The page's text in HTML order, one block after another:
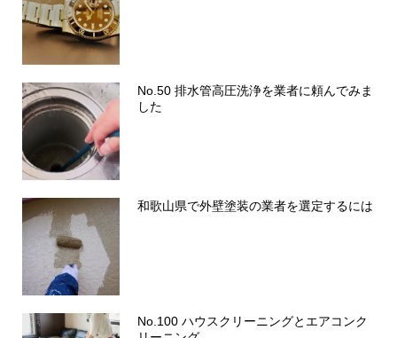
No.50 排水管高圧洗浄を業者に頼んでみま
した
和歌山県で外壁塗装の業者を選定するには
No.100 ハウスクリーニングとエアコンク